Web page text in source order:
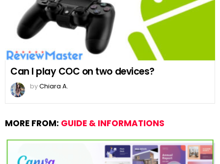
Can I play COC on two devices?
byChiara A.
MORE FROM: GUIDE & INFORMATIONS